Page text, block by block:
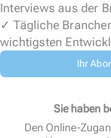
Interviews aus der
✓ Tägliche
wichtigsten
Ihr
Sie haben
Den Online-